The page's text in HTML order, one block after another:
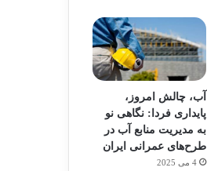
آب، چالش امروز،
پایداری فردا: نگاهی نو
به مدیریت منابع آب در
طرح‌های عمرانی ایران
4 می 2025
2023